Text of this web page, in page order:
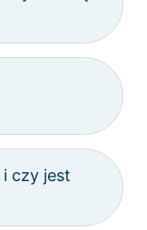
i czy jest